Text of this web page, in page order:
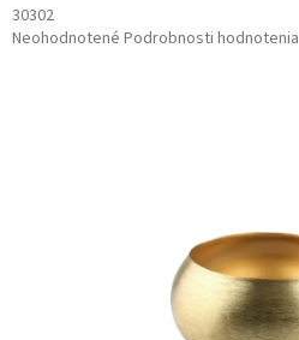
30302
Priemerné
Neohodnotené Podrobnosti hodnotenia